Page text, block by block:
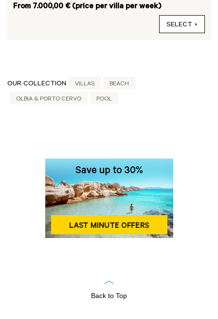
From 7.000,00 € (price per villa per week)
SELECT
OUR COLLECTION VILLAS BEACH
OLBIA & PORTO CERVO POOL
Back to Top